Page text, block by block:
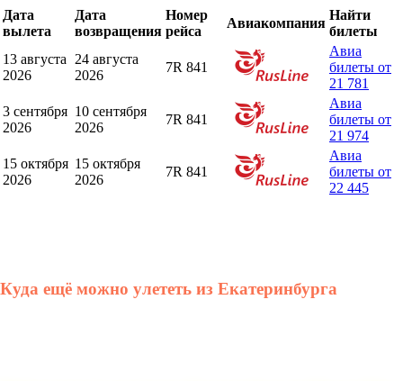
Дата
вылета
Дата
возвращения
Номер
рейса
Авиакомпания
Найти
билеты
13 августа
2026
24 августа
2026
7R 841
Авиа
билеты от
21 781
3 сентября
2026
10 сентября
2026
7R 841
Авиа
билеты от
21 974
15 октября
2026
15 октября
2026
7R 841
Авиа
билеты от
22 445
Куда ещё можно улететь из Екатеринбурга